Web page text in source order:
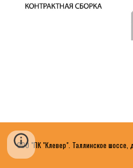
ООО "ПК "Клевер". Таллинское шоссе,